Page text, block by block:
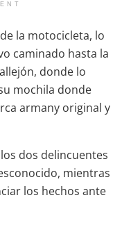
la motocicleta, lo
caminado hasta la
donde lo
mochila donde
armany original y
dos delincuentes
mientras
los hechos ante